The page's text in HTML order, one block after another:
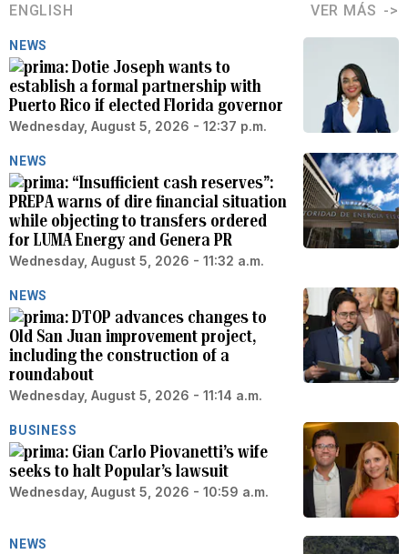
ENGLISH VER MÁS
NEWS
Dotie Joseph wants to
establish a formal partnership with
Puerto Rico if elected Florida governor
Wednesday, August 5, 2026 - 12:37 p.m.
NEWS
“Insufficient cash reserves”:
PREPA warns of dire financial situation
while objecting to transfers ordered
for LUMA Energy and Genera PR
Wednesday, August 5, 2026 - 11:32 a.m.
NEWS
DTOP advances changes to
Old San Juan improvement project,
including the construction of a
roundabout
Wednesday, August 5, 2026 - 11:14 a.m.
BUSINESS
Gian Carlo Piovanetti’s wife
seeks to halt Popular’s lawsuit
Wednesday, August 5, 2026 - 10:59 a.m.
NEWS